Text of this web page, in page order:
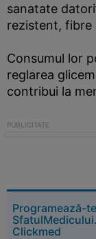
sanatate
rezistent, fibre
Consumul lor
reglarea
contribui la
Programează-
Clickmed